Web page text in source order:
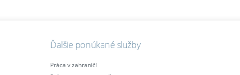
Ďalšie ponúkané služby
Práca v zahraničí